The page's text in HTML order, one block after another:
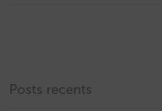
Posts recents